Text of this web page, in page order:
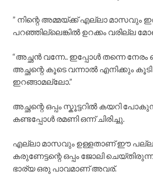
” നിന്റെ അമ്മയ്ക്ക് എല്ലാ മാസവും
പറഞ്ഞില്ലെങ്കിൽ ഉറക്കം വരില്ല
“അച്ഛൻ വന്നേ.. ഇപ്പോൾ തന്നെ
അച്ഛന്റെ കൂടെ വന്നാൽ എനിക്കും കൂടി
ഇറങ്ങാമല്ലോ.”
അച്ഛന്റെ ഒപ്പം സ്കൂട്ടറിൽ കയറി
കണ്ടപ്പോൾ രമണി ഒന്ന് ചിരിച്ചു.
എല്ലാ മാസവും ഉള്ളതാണ് ഈ
കരുണേട്ടന്റെ ഒപ്പം ജോലി
ഭാര്യ ഒരു പാവമാണ് അവര്.